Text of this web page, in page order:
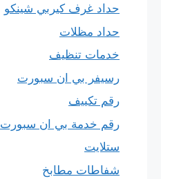
حداد غرف كيربي شينكو
حداد مظلات
خدمات تنظيف
رسيفر بي ان سبورت
رقم تكييف
رقم خدمة بي ان سبورت
ستلايت
شفاطات مطابخ